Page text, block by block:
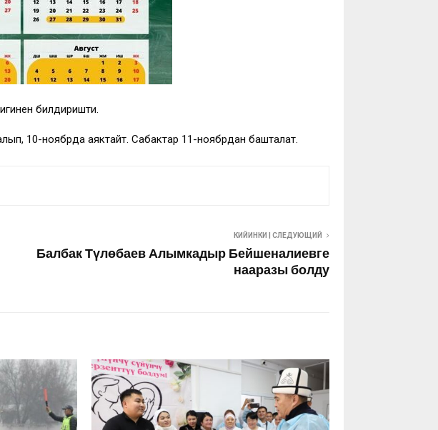
билдиришти.
10-ноябрда аяктайт. Сабактар 11-ноябрдан башталат.
КИЙИНКИ | СЛЕДУЮЩИЙ
Балбак Түлөбаев Алымкадыр Бейшеналиевге
нааразы болду